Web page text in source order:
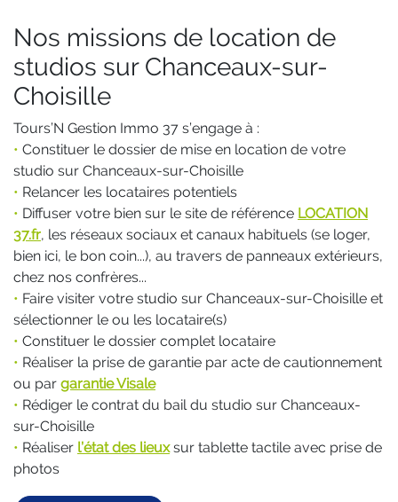
Nos missions de location de
studios sur Chanceaux-sur-
Choisille
Tours’N Gestion Immo 37 s’engage à :
• Constituer le dossier de mise en location de votre
studio sur Chanceaux-sur-Choisille
• Relancer les locataires potentiels
• Diffuser votre bien sur le site de référence LOCATION
37.fr, les réseaux sociaux et canaux habituels (se loger,
bien ici, le bon coin...), au travers de panneaux extérieurs,
chez nos confrères...
• Faire visiter votre studio sur Chanceaux-sur-Choisille et
sélectionner le ou les locataire(s)
• Constituer le dossier complet locataire
• Réaliser la prise de garantie par acte de cautionnement
ou par garantie Visale
• Rédiger le contrat du bail du studio sur Chanceaux-
sur-Choisille
• Réaliser l’état des lieuxsur tablette tactile avec prise de
photos